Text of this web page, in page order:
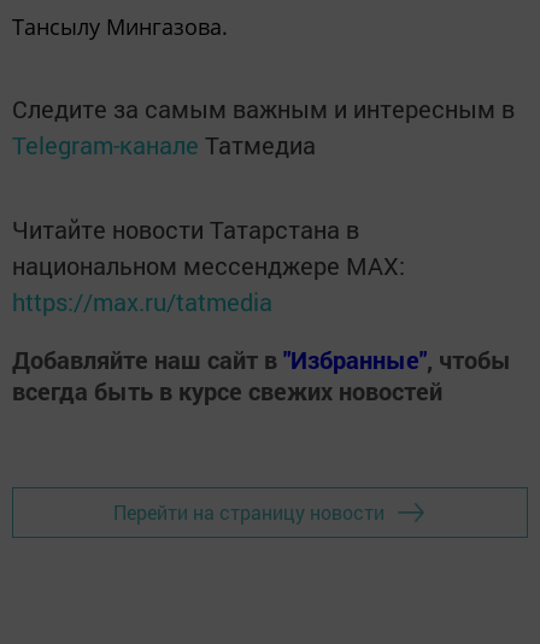
Тансылу Мингазова.
Следите за самым важным и интересным в
Telegram-канале Татмедиа
Читайте новости Татарстана в
национальном мессенджере MАХ:
https://max.ru/tatmedia
Добавляйте наш сайт в"Избранные", чтобы
всегда быть в курсе свежих новостей
Перейти на страницу новости